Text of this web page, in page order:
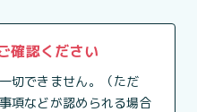
確認ください
切できません。（ただ
項などが認められる場合